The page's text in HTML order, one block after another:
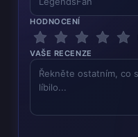
HODNOCENÍ
VAŠE RECENZE